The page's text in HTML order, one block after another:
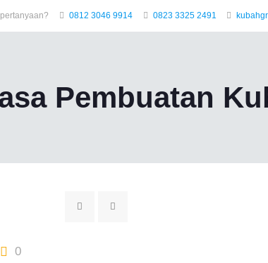
0812 3046 9914 0823 3325 2491
Pembuatan
0